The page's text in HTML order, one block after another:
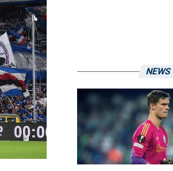
NEWS